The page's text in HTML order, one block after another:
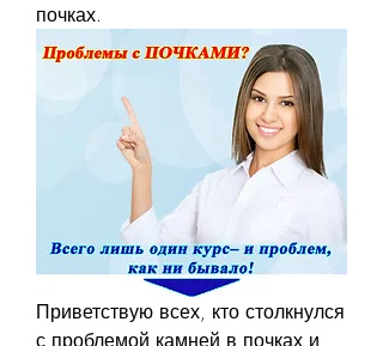
почках.
Приветствую всех, кто столкнулся
с проблемой камней в почках и